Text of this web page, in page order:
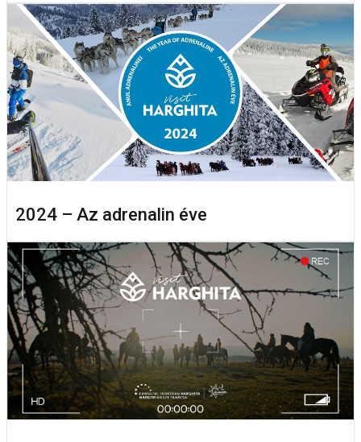
2024 – Az adrenalin éve